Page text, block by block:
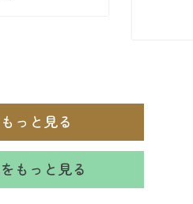
っと見る
もっと見る